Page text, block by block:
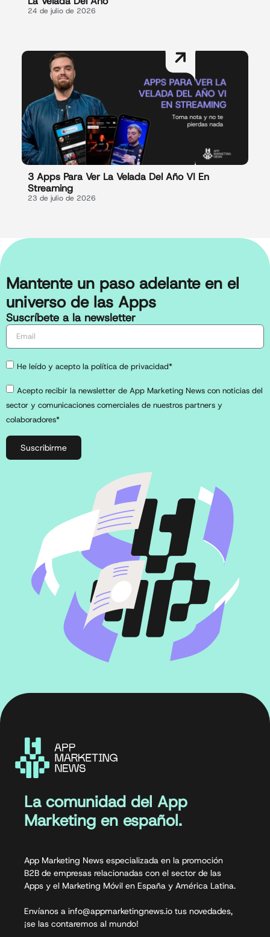
24 de julio de 2026
3 Apps Para Ver La Velada Del Año VI En
Streaming
23 de julio de 2026
Mantente un paso adelante en el
universo de las Apps
Suscríbete a la newsletter
He leído y acepto la política de privacidad*
Acepto recibir la newsletter de App Marketing News con noticias del
sector y comunicaciones comerciales de nuestros partners y
colaboradores*
Suscribirme
La comunidad del App
Marketing en español.
App Marketing News especializada en la promoción
B2B de empresas relacionadas con el sector de las
Apps y el Marketing Móvil en España y América Latina.
Envíanos a info@appmarketingnews.io tus novedades,
¡se las contaremos al mundo!